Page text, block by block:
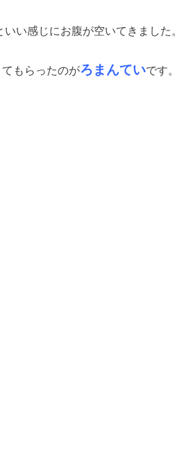
いい感じにお腹が空いてきました。
もらったのがろまんていです。